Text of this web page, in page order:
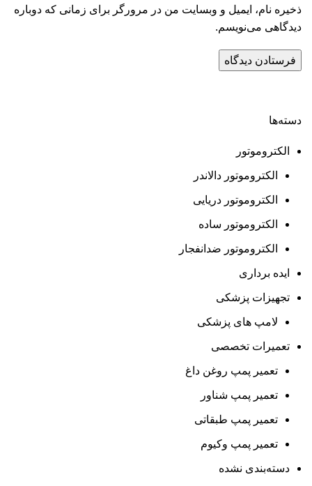
ذخیره نام، ایمیل و وبسایت من در مرورگر برای زمانی که دوباره
دیدگاهی می‌نویسم.
دسته‌ها
الکتروموتور
الکتروموتور دالاندر
الکتروموتور دریایی
الکتروموتور ساده
الکتروموتور ضدانفجار
ایده برداری
تجهیزات پزشکی
لامپ های پزشکی
تعمیرات تخصصی
تعمیر پمپ روغن داغ
تعمیر پمپ شناور
تعمیر پمپ طبقاتی
تعمیر پمپ وکیوم
دسته‌بندی نشده